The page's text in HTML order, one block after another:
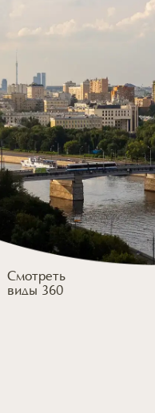
Смотреть
виды 360